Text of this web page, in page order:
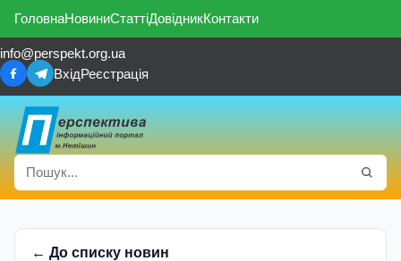
ГоловнаНовиниСтаттіДовідникКонтакти
info@perspekt.org.ua
ВхідРеєстрація
← До списку новин